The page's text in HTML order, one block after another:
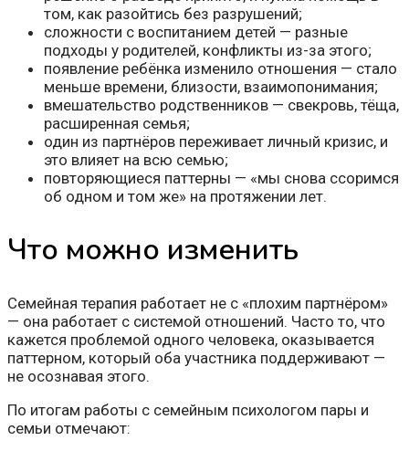
том, как разойтись без разрушений;
сложности с воспитанием детей — разные
подходы у родителей, конфликты из-за этого;
появление ребёнка изменило отношения — стало
меньше времени, близости, взаимопонимания;
вмешательство родственников — свекровь, тёща,
расширенная семья;
один из партнёров переживает личный кризис, и
это влияет на всю семью;
повторяющиеся паттерны — «мы снова ссоримся
об одном и том же» на протяжении лет.
Что можно изменить
Семейная терапия работает не с «плохим партнёром»
— она работает с системой отношений. Часто то, что
кажется проблемой одного человека, оказывается
паттерном, который оба участника поддерживают —
не осознавая этого.
По итогам работы с семейным психологом пары и
семьи отмечают: